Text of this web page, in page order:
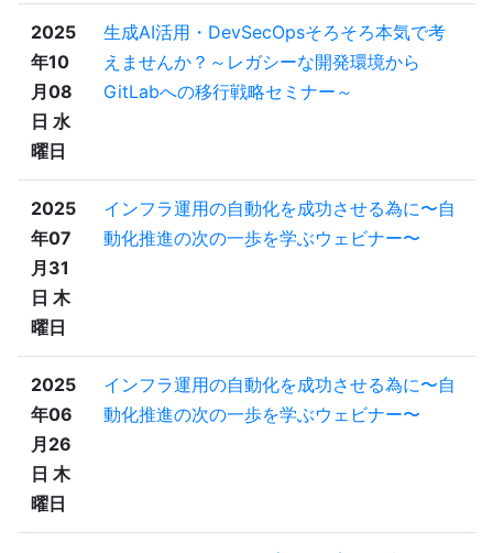
2025
年10
月08
日 水
曜日
生成AI活用・DevSecOpsそろそろ本気で考
えませんか？～レガシーな開発環境から
GitLabへの移行戦略セミナー～
2025
年07
月31
日 木
曜日
インフラ運用の自動化を成功させる為に〜自
動化推進の次の一歩を学ぶウェビナー〜
2025
年06
月26
日 木
曜日
インフラ運用の自動化を成功させる為に〜自
動化推進の次の一歩を学ぶウェビナー〜